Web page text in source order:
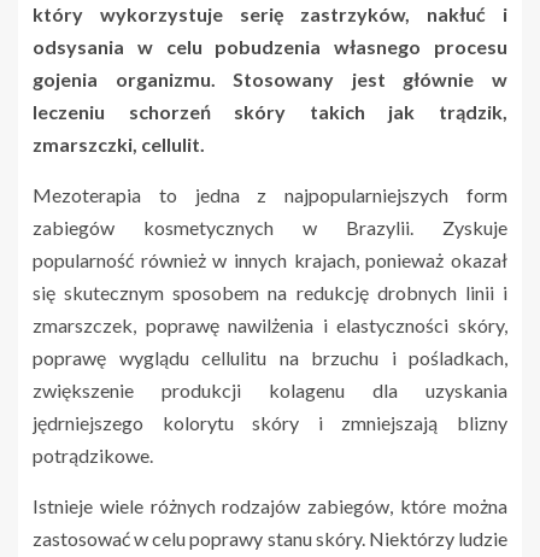
który wykorzystuje serię zastrzyków, nakłuć i
odsysania w celu pobudzenia własnego procesu
gojenia organizmu. Stosowany jest głównie w
leczeniu schorzeń skóry takich jak trądzik,
zmarszczki, cellulit.
Mezoterapia to jedna z najpopularniejszych form
zabiegów kosmetycznych w Brazylii. Zyskuje
popularność również w innych krajach, ponieważ okazał
się skutecznym sposobem na redukcję drobnych linii i
zmarszczek, poprawę nawilżenia i elastyczności skóry,
poprawę wyglądu cellulitu na brzuchu i pośladkach,
zwiększenie produkcji kolagenu dla uzyskania
jędrniejszego kolorytu skóry i zmniejszają blizny
potrądzikowe.
Istnieje wiele różnych rodzajów zabiegów, które można
zastosować w celu poprawy stanu skóry. Niektórzy ludzie